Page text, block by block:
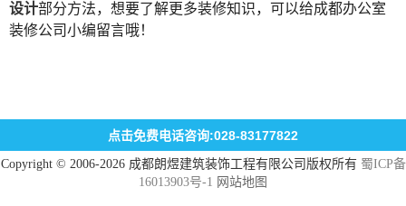
设计部分方法，想要了解更多装修知识，可以给成都办公室
装修公司小编留言哦！
点击免费电话咨询:028-83177822
Copyright © 2006-2026 成都朗煜建筑装饰工程有限公司版权所有 蜀ICP备
16013903号-1 网站地图